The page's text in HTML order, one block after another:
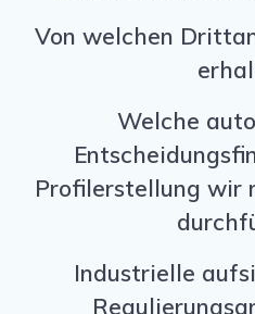
Von welchen
Welche
Profilerstellung wir
Industrielle